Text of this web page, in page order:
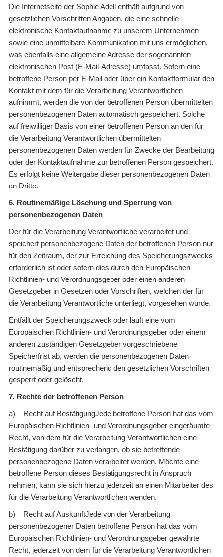
Die Internetseite der Sophie Adell enthält aufgrund von
gesetzlichen Vorschriften Angaben, die eine schnelle
elektronische Kontaktaufnahme zu unserem Unternehmen
sowie eine unmittelbare Kommunikation mit uns ermöglichen,
was ebenfalls eine allgemeine Adresse der sogenannten
elektronischen Post (E-Mail-Adresse) umfasst. Sofern eine
betroffene Person per E-Mail oder über ein Kontaktformular den
Kontakt mit dem für die Verarbeitung Verantwortlichen
aufnimmt, werden die von der betroffenen Person übermittelten
personenbezogenen Daten automatisch gespeichert. Solche
auf freiwilliger Basis von einer betroffenen Person an den für
die Verarbeitung Verantwortlichen übermittelten
personenbezogenen Daten werden für Zwecke der Bearbeitung
oder der Kontaktaufnahme zur betroffenen Person gespeichert.
Es erfolgt keine Weitergabe dieser personenbezogenen Daten
an Dritte.
6. Routinemäßige Löschung und Sperrung von
personenbezogenen Daten
Der für die Verarbeitung Verantwortliche verarbeitet und
speichert personenbezogene Daten der betroffenen Person nur
für den Zeitraum, der zur Erreichung des Speicherungszwecks
erforderlich ist oder sofern dies durch den Europäischen
Richtlinien- und Verordnungsgeber oder einen anderen
Gesetzgeber in Gesetzen oder Vorschriften, welchen der für
die Verarbeitung Verantwortliche unterliegt, vorgesehen wurde.
Entfällt der Speicherungszweck oder läuft eine vom
Europäischen Richtlinien- und Verordnungsgeber oder einem
anderen zuständigen Gesetzgeber vorgeschriebene
Speicherfrist ab, werden die personenbezogenen Daten
routinemäßig und entsprechend den gesetzlichen Vorschriften
gesperrt oder gelöscht.
7. Rechte der betroffenen Person
a) Recht auf BestätigungJede betroffene Person hat das vom
Europäischen Richtlinien- und Verordnungsgeber eingeräumte
Recht, von dem für die Verarbeitung Verantwortlichen eine
Bestätigung darüber zu verlangen, ob sie betreffende
personenbezogene Daten verarbeitet werden. Möchte eine
betroffene Person dieses Bestätigungsrecht in Anspruch
nehmen, kann sie sich hierzu jederzeit an einen Mitarbeiter des
für die Verarbeitung Verantwortlichen wenden.
b) Recht auf AuskunftJede von der Verarbeitung
personenbezogener Daten betroffene Person hat das vom
Europäischen Richtlinien- und Verordnungsgeber gewährte
Recht, jederzeit von dem für die Verarbeitung Verantwortlichen